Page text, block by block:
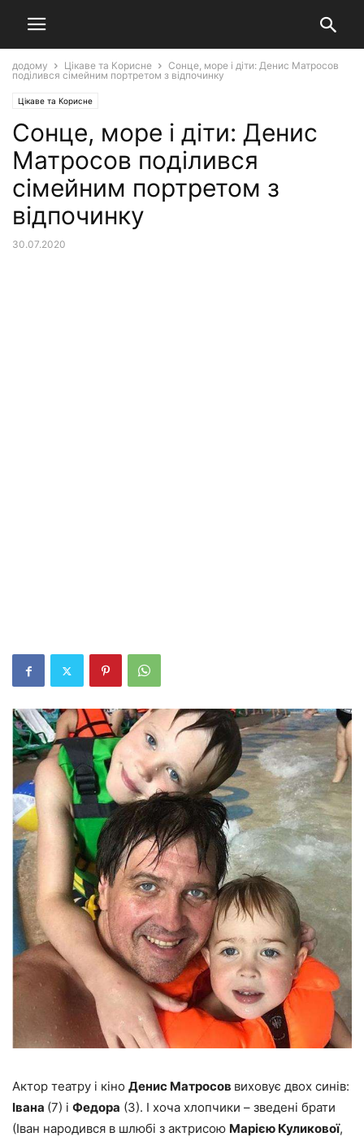
додому Цікаве та Корисне
Сонце, море і діти: Денис Матросов
поділився сімейним портретом з відпочинку
Цікаве та Корисне
Сонце, море і діти: Денис
Матросов поділився
сімейним портретом з
відпочинку
30.07.2020
Актор театру і кіно Денис Матросов виховує двох синів:
Івана (7) і Федора (3). І хоча хлопчики – зведені брати
(Іван народився в шлюбі з актрисою Марією Куликової,